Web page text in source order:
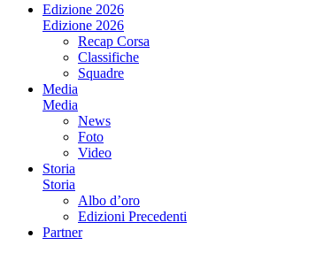
Edizione 2026
Edizione 2026
Recap Corsa
Classifiche
Squadre
Media
Media
News
Foto
Video
Storia
Storia
Albo d’oro
Edizioni Precedenti
Partner